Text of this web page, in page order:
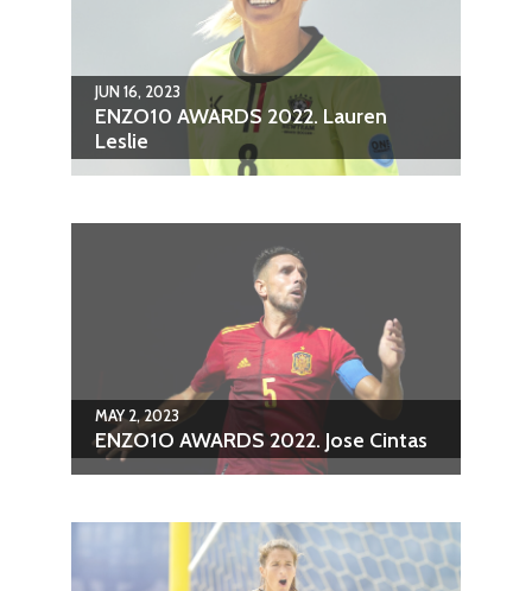
JUN 16, 2023
ENZO10 AWARDS 2022. Lauren
Leslie
MAY 2, 2023
ENZO1O AWARDS 2022. Jose Cintas